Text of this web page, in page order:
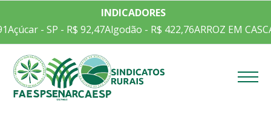
INDICADORES
Açúcar - SP - R$ 92,47Algodão - R$ 422,76ARROZ EM